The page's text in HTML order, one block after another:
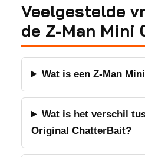
Veelgestelde
de Z-Man Mini
Wat is een Z-Man
Wat is het verschil
Original ChatterBait?